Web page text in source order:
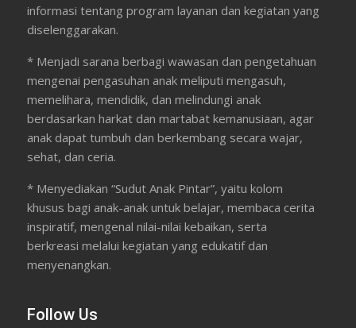
informasi tentang program layanan dan kegiatan yang
diselenggarakan.
* Menjadi sarana berbagi wawasan dan pengetahuan
mengenai pengasuhan anak meliputi mengasuh,
memelihara, mendidik, dan melindungi anak
berdasarkan harkat dan martabat kemanusiaan, agar
anak dapat tumbuh dan berkembang secara wajar,
sehat, dan ceria.
* Menyediakan “Sudut Anak Pintar”, yaitu kolom
khusus bagi anak-anak untuk belajar, membaca cerita
inspiratif, mengenal nilai-nilai kebaikan, serta
berkreasi melalui kegiatan yang edukatif dan
menyenangkan.
Follow Us